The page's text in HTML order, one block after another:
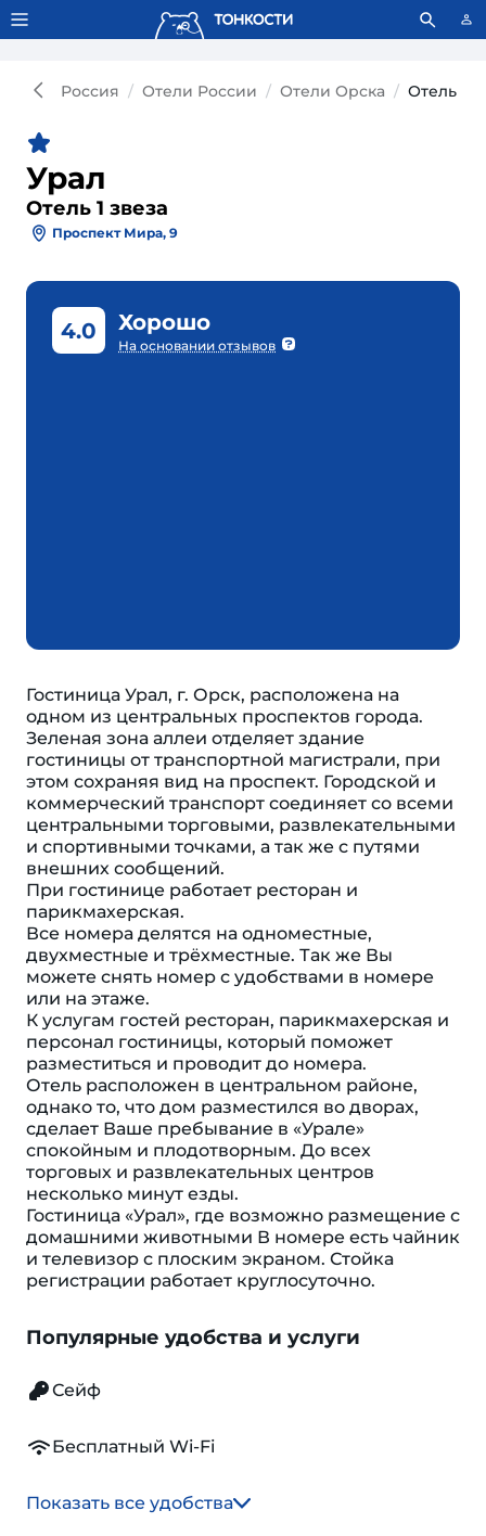
Тонкости используют сookie-файлы. Что это значит?
Россия Отели России Отели Орска Отель
Урал
Отель 1 звеза
Проспект Мира, 9
4.0 Хорошо
На основании отзывов
Гостиница Урал, г. Орск, расположена на
одном из центральных проспектов города.
Зеленая зона аллеи отделяет здание
гостиницы от транспортной магистрали, при
этом сохраняя вид на проспект. Городской и
коммерческий транспорт соединяет со всеми
центральными торговыми, развлекательными
и спортивными точками, а так же с путями
внешних сообщений.
При гостинице работает ресторан и
парикмахерская.
Все номера делятся на одноместные,
двухместные и трёхместные. Так же Вы
можете снять номер с удобствами в номере
или на этаже.
К услугам гостей ресторан, парикмахерская и
персонал гостиницы, который поможет
разместиться и проводит до номера.
Отель расположен в центральном районе,
однако то, что дом разместился во дворах,
сделает Ваше пребывание в «Урале»
спокойным и плодотворным. До всех
торговых и развлекательных центров
несколько минут езды.
Гостиница «Урал», где возможно размещение с
домашними животными В номере есть чайник
и телевизор с плоским экраном. Стойка
регистрации работает круглосуточно.
Популярные удобства и услуги
Сейф
Бесплатный Wi-Fi
Показать все удобства